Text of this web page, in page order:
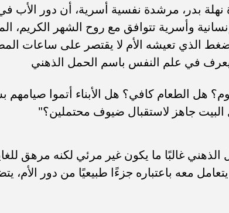
نهلة بدر، مرشدة نفسية أسرية، أن دور
وأسرية تتوافق مع روح الشهر الكريم،
الذي تعيشه الأم لا يقتصر على ساعات
يعرف في علم النفس باسم الحمل الذهني
هل الطعام كافي؟ هل الأبناء أتموا
جاهز لاستقبال ضيوف محتملين؟"
الذهني غالبًا ما يكون غير مرئي لكنه مرهق
معه باعتباره جزءًا طبيعيًا من دور